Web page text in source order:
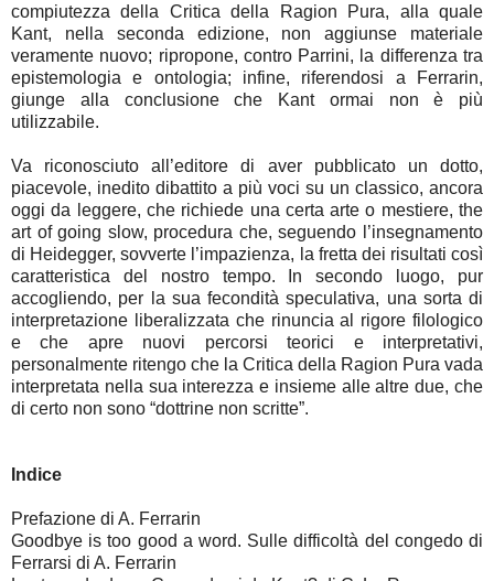
compiutezza della Critica della Ragion Pura, alla quale
Kant, nella seconda edizione, non aggiunse materiale
veramente nuovo; ripropone, contro Parrini, la differenza tra
epistemologia e ontologia; infine, riferendosi a Ferrarin,
giunge alla conclusione che Kant ormai non è più
utilizzabile.
Va riconosciuto all’editore di aver pubblicato un dotto,
piacevole, inedito dibattito a più voci su un classico, ancora
oggi da leggere, che richiede una certa arte o mestiere, the
art of going slow, procedura che, seguendo l’insegnamento
di Heidegger, sovverte l’impazienza, la fretta dei risultati così
caratteristica del nostro tempo. In secondo luogo, pur
accogliendo, per la sua fecondità speculativa, una sorta di
interpretazione liberalizzata che rinuncia al rigore filologico
e che apre nuovi percorsi teorici e interpretativi,
personalmente ritengo che la Critica della Ragion Pura vada
interpretata nella sua interezza e insieme alle altre due, che
di certo non sono “dottrine non scritte”.
Indice
Prefazione di A. Ferrarin
Goodbye is too good a word. Sulle difficoltà del congedo di
Ferrarsi di A. Ferrarin